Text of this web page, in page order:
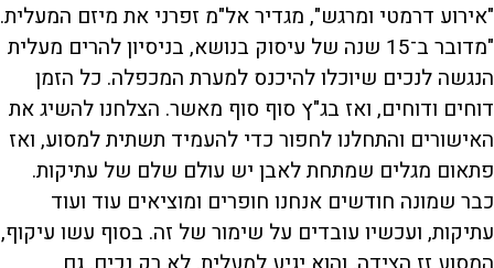
"אירוע דרמטי ומרגש", מגדיר אל"מ זפרני את מיזם המעלית.
"מדובר ב־15 שנה של עיסוק בנושא, בניסיון להרים מעלית
הנגשה לנכים שיוכלו להיכנס למערת המכפלה. כל הזמן
דוחים ודוחים, ואז בג"ץ סוף סוף מאשר. הצלחנו להשיג את
האישורים והתחלנו לחפור כדי להעמיד תשתית למסוע, ואז
פתאום מגלים שמתחת לאבן יש עולם שלם של עתיקות.
כבר שמונה חודשים אנחנו חופרים ומוציאים עוד ועוד
עתיקות, ועכשיו עובדים על שימור של זה. בסוף עשו עיקוף,